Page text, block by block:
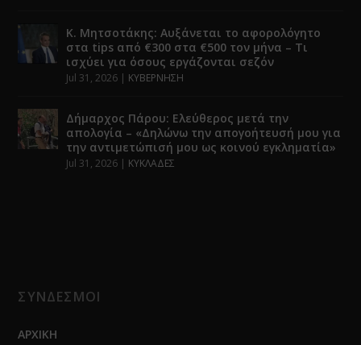
Κ. Μητσοτάκης: Αυξάνεται το αφορολόγητο
στα tips από €300 στα €500 τον μήνα – Τι
ισχύει για όσους εργάζονται σεζόν
Jul 31, 2026 | ΚΥΒΕΡΝΗΣΗ
Δήμαρχος Πάρου: Ελεύθερος μετά την
απολογία – «Δηλώνω την απογοήτευσή μου για
την αντιμετώπισή μου ως κοινού εγκληματία»
Jul 31, 2026 | ΚΥΚΛΑΔΕΣ
ΣΥΝΔΕΣΜΟΙ
ΑΡΧΙΚΗ